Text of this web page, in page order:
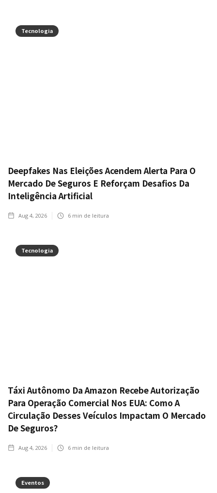
Tecnologia
Deepfakes Nas Eleições Acendem Alerta Para O
Mercado De Seguros E Reforçam Desafios Da
Inteligência Artificial
Aug 4, 2026 6 min de leitura
Tecnologia
Táxi Autônomo Da Amazon Recebe Autorização
Para Operação Comercial Nos EUA: Como A
Circulação Desses Veículos Impactam O Mercado
De Seguros?
Aug 4, 2026 6 min de leitura
Eventos